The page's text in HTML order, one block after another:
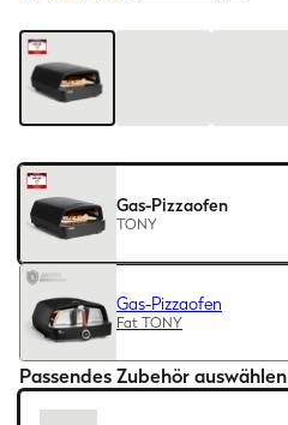
Bild
Gas-Pizzaofen
TONY
Gas-Pizzaofen
Fat TONY
Passendes Zubehör auswählen